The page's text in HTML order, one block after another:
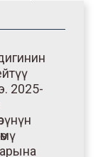
2025-